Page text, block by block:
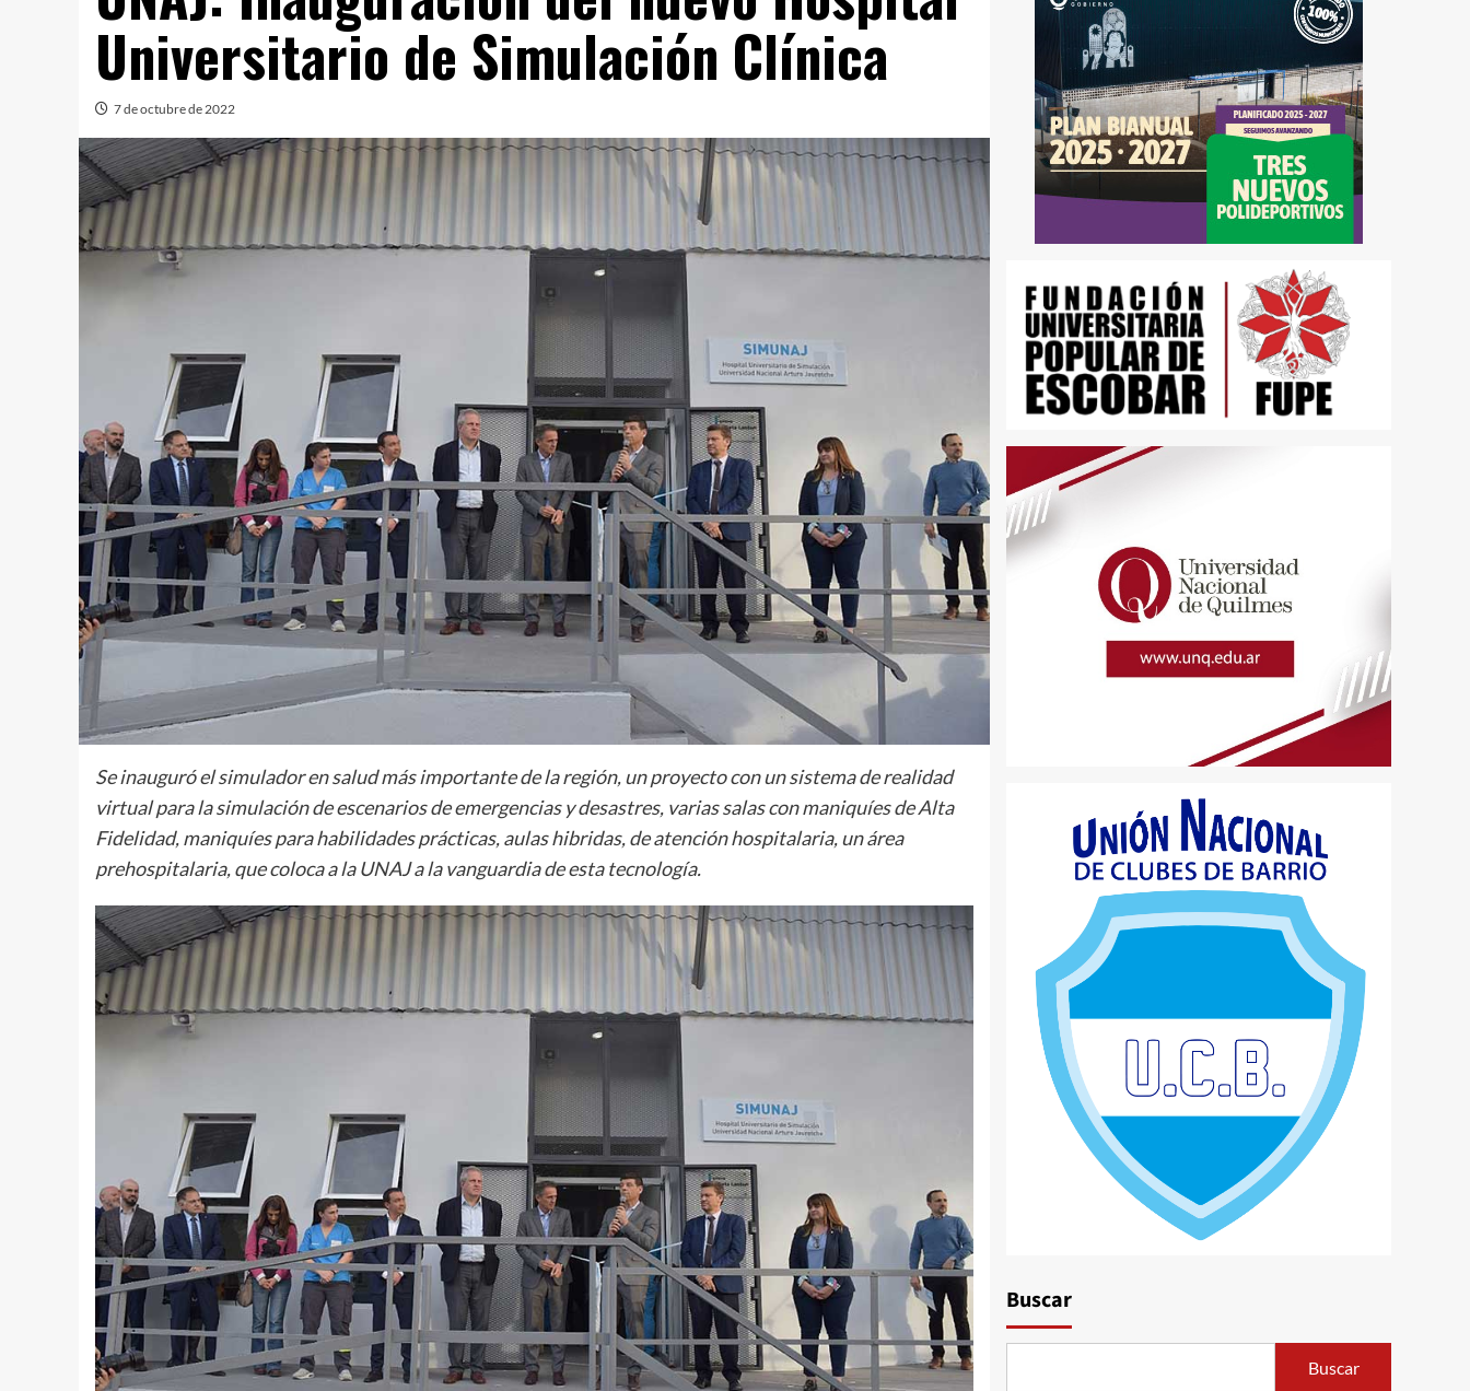
Universitario de Simulación Clínica
7 de octubre de 2022
Se inauguró el simulador en salud más importante de la región, un proyecto con un sistema de realidad
virtual para la simulación de escenarios de emergencias y desastres, varias salas con maniquíes de Alta
Fidelidad, maniquíes para habilidades prácticas, aulas hibridas, de atención hospitalaria, un área
prehospitalaria, que coloca a la UNAJ a la vanguardia de esta tecnología.
Buscar
Buscar